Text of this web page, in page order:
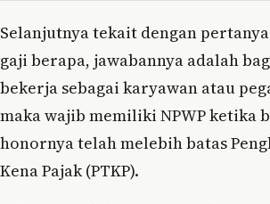
Selanjutnya tekait dengan
gaji berapa, jawabannya adalah
bekerja sebagai karyawan atau
maka wajib memiliki NPWP ketika
honornya telah melebih batas
Kena Pajak (PTKP).